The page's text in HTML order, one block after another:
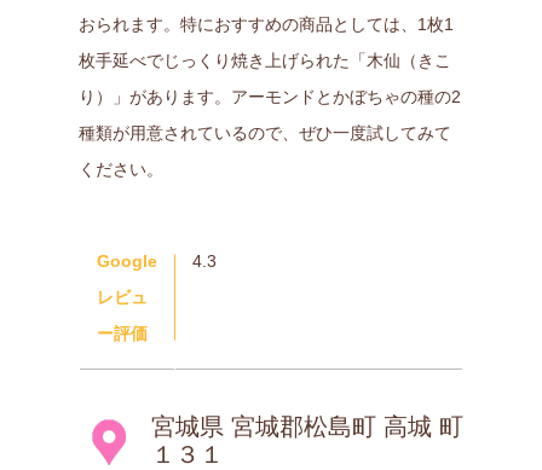
おられます。特におすすめの商品としては、1枚1
枚手延べでじっくり焼き上げられた「木仙（きこ
り）」があります。アーモンドとかぼちゃの種の2
種類が用意されているので、ぜひ一度試してみて
ください。
Google
レビュ
ー評価
4.3
宮城県 宮城郡松島町 高城 町
１３１